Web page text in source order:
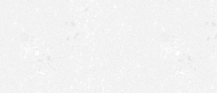
im Umkreis keinen
Auftreten der Damen und
Scharfenberg, der